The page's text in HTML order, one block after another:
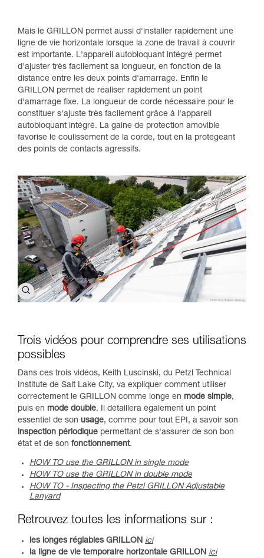
Mais le GRILLON permet aussi d'installer rapidement une
ligne de vie horizontale lorsque la zone de travail à couvrir
est importante. L'appareil autobloquant intégré permet
d'ajuster très facilement sa longueur, en fonction de la
distance entre les deux points d'amarrage. Enfin le
GRILLON permet de réaliser rapidement un point
d'amarrage fixe. La longueur de corde nécessaire pour le
constituer s'ajuste très facilement grâce à l'appareil
autobloquant intégré. La gaine de protection amovible
favorise le coulissement de la corde, tout en la protégeant
des points de contacts agressifs.
Trois vidéos pour comprendre ses utilisations
possibles
Dans ces trois vidéos, Keith Luscinski, du Petzl Technical
Institute de Salt Lake City, va expliquer comment utiliser
correctement le GRILLON comme longe en mode simple,
puis en mode double. Il détaillera également un point
essentiel de son usage, comme pour tout EPI, à savoir son
inspection périodique permettant de s'assurer de son bon
état et de son fonctionnement.
HOW TO use the GRILLON in single mode
HOW TO use the GRILLON in double mode
HOW TO - Inspecting the Petzl GRILLON Adjustable
Lanyard
Retrouvez toutes les informations sur :
les longes réglables GRILLON ici
la ligne de vie temporaire horizontale GRILLON ici